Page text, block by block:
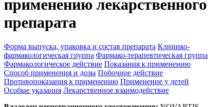
применению лекарственного
препарата
Форма выпуска, упаковка и состав препарата Клинико-
фармакологическая группа Фармако-терапевтическая группа
Фармакологическое действие Показания к применению
Способ применения и дозы Побочное действие
Противопоказания к применению Применение у детей
Особые указания Лекарственное взаимодействие